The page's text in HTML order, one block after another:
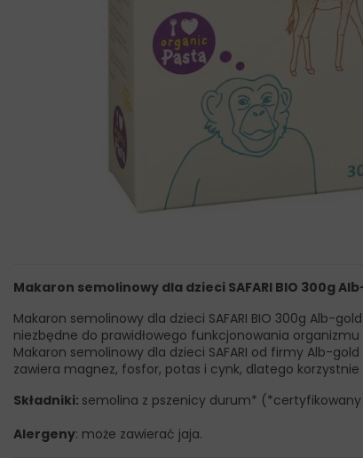
Makaron semolinowy dla dzieci SAFARI BIO 300g
Makaron semolinowy dla dzieci SAFARI BIO 300g Alb-
niezbędne do prawidłowego funkcjonowania
Makaron semolinowy dla dzieci SAFARI od firmy Alb-
zawiera magnez, fosfor, potas i cynk, dlatego
Składniki: semolina z pszenicy durum* (*certyfikowany
Alergeny: może zawierać jaja.